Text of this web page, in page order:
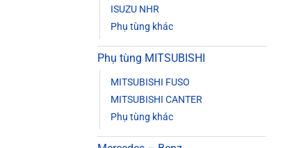
ISUZU NHR
Phụ tùng khác
Phụ tùng MITSUBISHI
MITSUBISHI FUSO
MITSUBISHI CANTER
Phụ tùng khác